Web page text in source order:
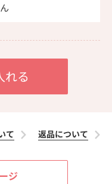
て 返品について
ジ